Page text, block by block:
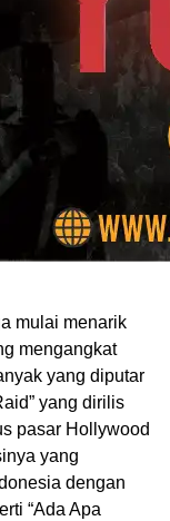
mulai menarik
mengangkat
yang diputar
yang dirilis
pasar Hollywood
yang
dengan
“Ada Apa